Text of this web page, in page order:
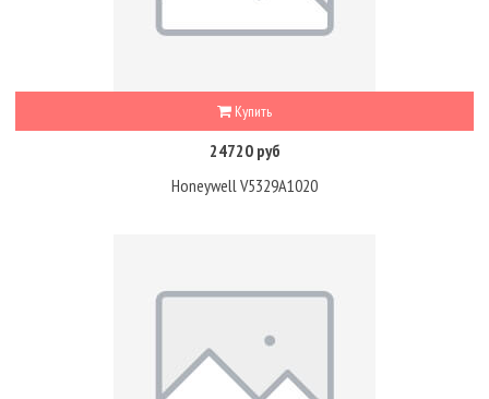
Купить
24720 руб
Honeywell V5329A1020